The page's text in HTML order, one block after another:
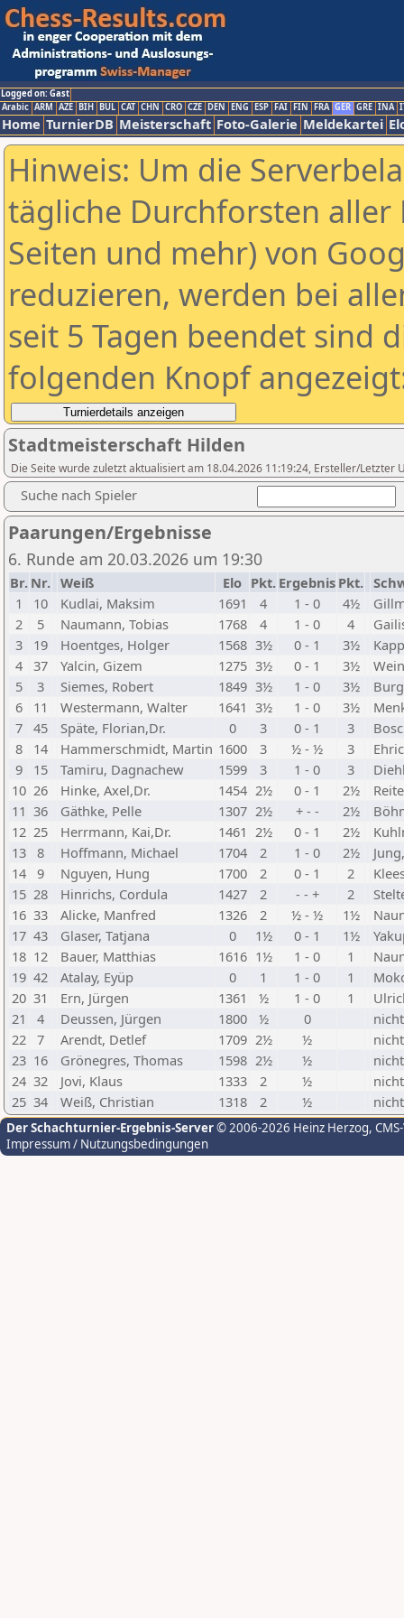
Logged on: Gast
Arabic ARM AZE BIH BUL CAT CHN CRO CZE DEN ENG ESP FAI FIN FRA GER GRE INA
Home TurnierDB Meisterschaft Foto-Galerie Meldekartei
Hinweis: Um die
tägliche Durchforsten aller
Seiten und mehr) von
reduzieren, werden bei
seit 5 Tagen beendet sind
folgenden Knopf
Stadtmeisterschaft Hilden
Die Seite wurde zuletzt aktualisiert am 18.04.2026 11:19:24, Ersteller/Letzter
Suche nach Spieler
Paarungen/Ergebnisse
6. Runde am 20.03.2026 um 19:30
Br. Nr. Weiß Elo Pkt. Ergebnis Pkt.
1
10 Kudlai, Maksim 1691 4 1 - 0 4½
2
5 Naumann, Tobias 1768 4 1 - 0 4
3
19 Hoentges, Holger 1568 3½ 0 - 1 3½
4
37 Yalcin, Gizem 1275 3½ 0 - 1 3½
5
3 Siemes, Robert 1849 3½ 1 - 0 3½
6
11 Westermann, Walter 1641 3½ 1 - 0 3½
7
45 Späte, Florian,Dr. 0 3 0 - 1 3
8
14 Hammerschmidt, Martin 1600 3 ½ - ½ 3
9
15 Tamiru, Dagnachew 1599 3 1 - 0 3
10 26 Hinke, Axel,Dr. 1454 2½ 0 - 1 2½
11 36 Gäthke, Pelle 1307 2½ + - - 2½
12 25 Herrmann, Kai,Dr. 1461 2½ 0 - 1 2½
13
8 Hoffmann, Michael 1704 2 1 - 0 2½
14
9 Nguyen, Hung 1700 2 0 - 1 2
15 28 Hinrichs, Cordula 1427 2 - - + 2
16 33 Alicke, Manfred 1326 2 ½ - ½ 1½
17 43 Glaser, Tatjana 0 1½ 0 - 1 1½
18 12 Bauer, Matthias 1616 1½ 1 - 0 1
19 42 Atalay, Eyüp 0 1 1 - 0 1
20 31 Ern, Jürgen 1361 ½ 1 - 0 1
21
4 Deussen, Jürgen 1800 ½ 0
22
7 Arendt, Detlef 1709 2½ ½
23 16 Grönegres, Thomas 1598 2½ ½
24 32 Jovi, Klaus 1333 2 ½
25 34 Weiß, Christian 1318 2 ½
Der Schachturnier-Ergebnis-Server© 2006-2026 Heinz Herzog,
Impressum / Nutzungsbedingungen